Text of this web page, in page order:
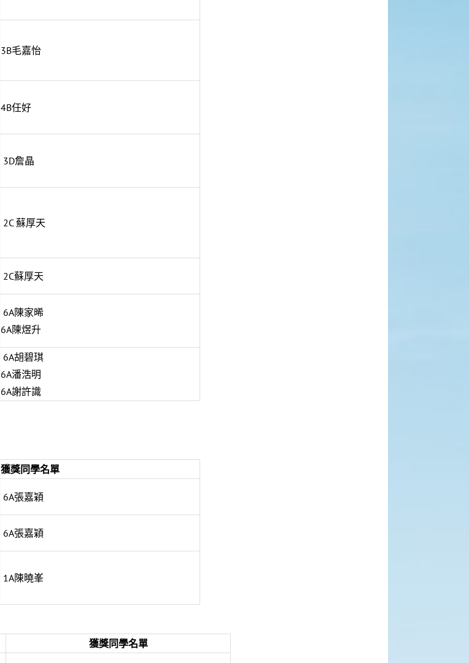
3B毛嘉怡
4B任好
3D詹晶
2C 蘇厚天
2C蘇厚天
6A陳家晞
6A陳煜升
6A胡碧琪
6A潘浩明
6A謝許識
獲獎同學名單
6A張嘉穎
6A張嘉穎
1A陳曉峯
獲獎同學名單